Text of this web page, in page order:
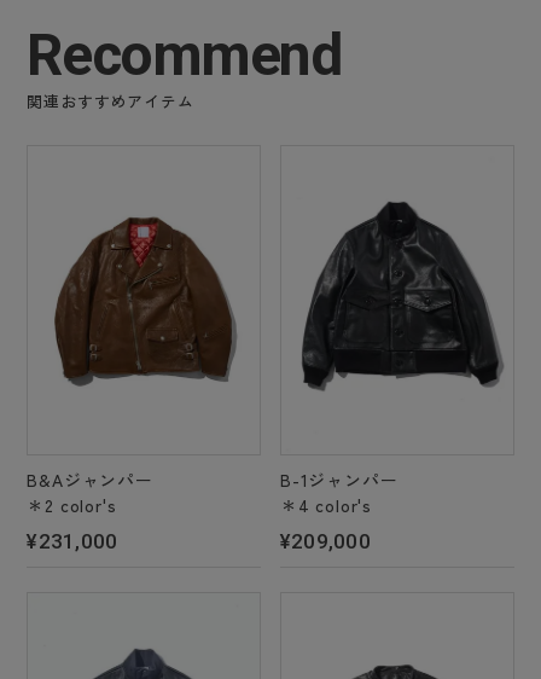
Recommend
関連おすすめアイテム
B&Aジャンパー
＊2 color's
¥231,000
B-1ジャンパー
＊4 color's
¥209,000